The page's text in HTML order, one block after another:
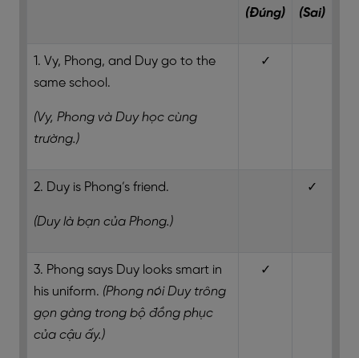
(Đúng)
(Sai)
1. Vy, Phong, and Duy go to the
same school.
(Vy, Phong và Duy học cùng
trường.)
✓
2. Duy is Phong’s friend.
(Duy là bạn của Phong.)
✓
3. Phong says Duy looks smart in
his uniform. (Phong nói Duy trông
gọn gàng trong bộ đồng phục
của cậu ấy.)
✓